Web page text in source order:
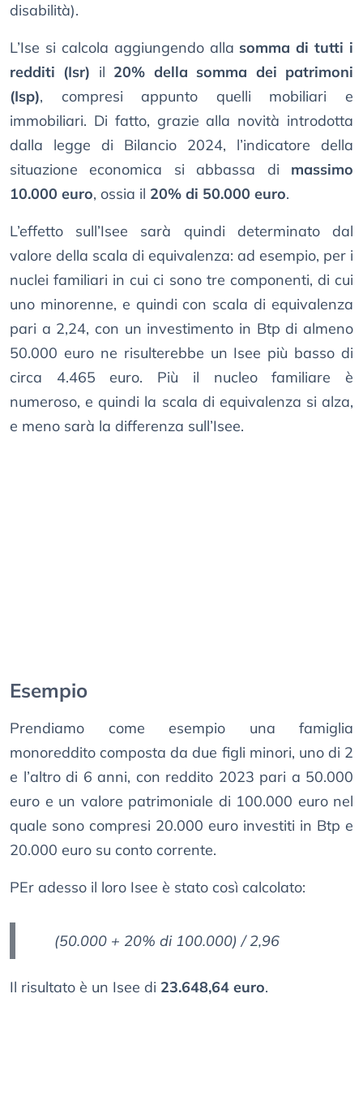
disabilità).
L’Ise si calcola aggiungendo alla somma di tutti i
redditi (Isr) il 20% della somma dei patrimoni
(Isp), compresi appunto quelli mobiliari e
immobiliari. Di fatto, grazie alla novità introdotta
dalla legge di Bilancio 2024, l’indicatore della
situazione economica si abbassa di massimo
10.000 euro, ossia il 20% di 50.000 euro.
L’effetto sull’Isee sarà quindi determinato dal
valore della scala di equivalenza: ad esempio, per i
nuclei familiari in cui ci sono tre componenti, di cui
uno minorenne, e quindi con scala di equivalenza
pari a 2,24, con un investimento in Btp di almeno
50.000 euro ne risulterebbe un Isee più basso di
circa 4.465 euro. Più il nucleo familiare è
numeroso, e quindi la scala di equivalenza si alza,
e meno sarà la differenza sull’Isee.
Esempio
Prendiamo come esempio una famiglia
monoreddito composta da due figli minori, uno di 2
e l’altro di 6 anni, con reddito 2023 pari a 50.000
euro e un valore patrimoniale di 100.000 euro nel
quale sono compresi 20.000 euro investiti in Btp e
20.000 euro su conto corrente.
PEr adesso il loro Isee è stato così calcolato:
(50.000 + 20% di 100.000) / 2,96
Il risultato è un Isee di 23.648,64 euro.